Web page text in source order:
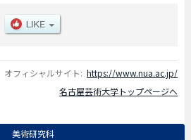
オフィシャルサイト: https://www.nua.ac.jp/
名古屋芸術大学トップページへ
美術研究科